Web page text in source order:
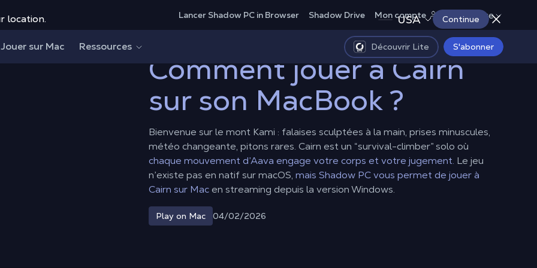
location. USA Continue
Lancer Shadow PC in Browser Shadow Drive Mon compte France
Jouer sur Mac Ressources Découvrir Lite S'abonner
son MacBook ?
Comment jouer à Cairn
sur son MacBook ?
Bienvenue sur le mont Kami : falaises sculptées à la main, prises minuscules,
météo changeante, pitons rares. Cairn est un “survival-climber” solo où
chaque mouvement d’Aava engage votre corps et votre jugement. Le jeu
n’existe pas en natif sur macOS, mais Shadow PC vous permet de jouer à
Cairn sur Macen streaming depuis la version Windows.
Play on Mac 04/02/2026